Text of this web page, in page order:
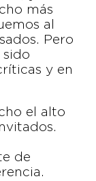
más
al
Pero
sido
y en
el alto
de